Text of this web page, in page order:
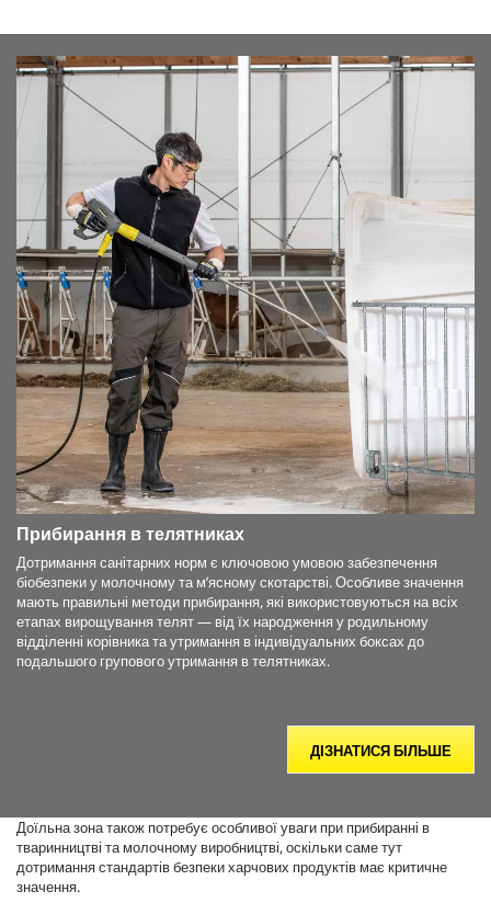
Прибирання в телятниках
Дотримання санітарних норм є ключовою умовою забезпечення
біобезпеки у молочному та м’ясному скотарстві. Особливе значення
мають правильні методи прибирання, які використовуються на всіх
етапах вирощування телят — від їх народження у родильному
відділенні корівника та утримання в індивідуальних боксах до
подальшого групового утримання в телятниках.
ДІЗНАТИСЯ БІЛЬШЕ
Доїльна зона також потребує особливої уваги при прибиранні в
тваринництві та молочному виробництві, оскільки саме тут
дотримання стандартів безпеки харчових продуктів має критичне
значення.